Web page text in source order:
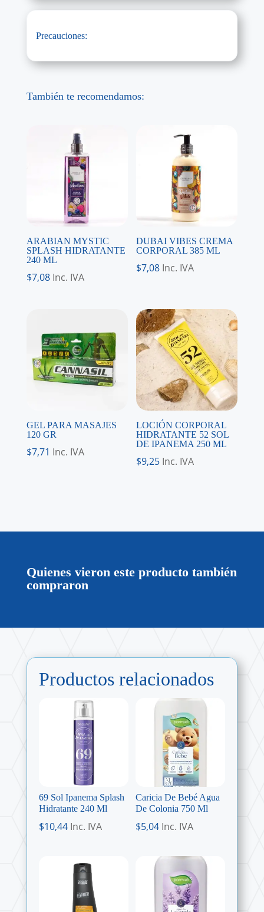
Precauciones:
También te recomendamos:
ARABIAN MYSTIC
SPLASH HIDRATANTE
240 ML
$7,08 Inc. IVA
DUBAI VIBES CREMA
CORPORAL 385 ML
$7,08 Inc. IVA
GEL PARA MASAJES
120 GR
$7,71 Inc. IVA
LOCIÓN CORPORAL
HIDRATANTE 52 SOL
DE IPANEMA 250 ML
$9,25 Inc. IVA
Quienes vieron este producto también
compraron
Productos relacionados
69 Sol Ipanema Splash
Hidratante 240 Ml
$10,44 Inc. IVA
Caricia De Bebé Agua
De Colonia 750 Ml
$5,04 Inc. IVA